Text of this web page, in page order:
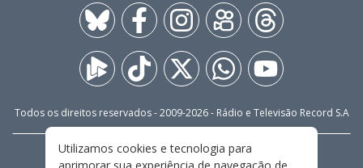
Todos os direitos reservados - 2009-2026- Rádio e Televisão Record S.A
FALE CONOSCO PRIVACIDADE
Utilizamos cookies e tecnologia para